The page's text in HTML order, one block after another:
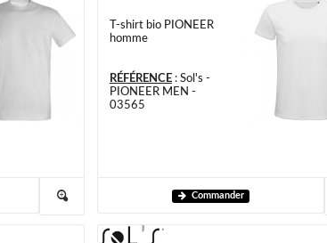
T-shirt bio PIONEER
homme
RÉFÉRENCE: Sol's -
PIONEER MEN -
03565
Commander